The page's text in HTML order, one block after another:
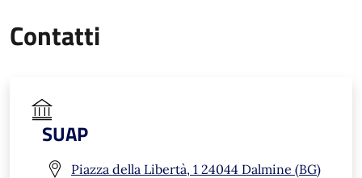
Contatti
SUAP
Piazza della Libertà, 1 24044 Dalmine (BG)